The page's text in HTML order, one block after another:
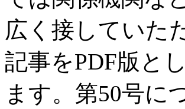
広く接していた
記事をPDF版と
ます。第50号に